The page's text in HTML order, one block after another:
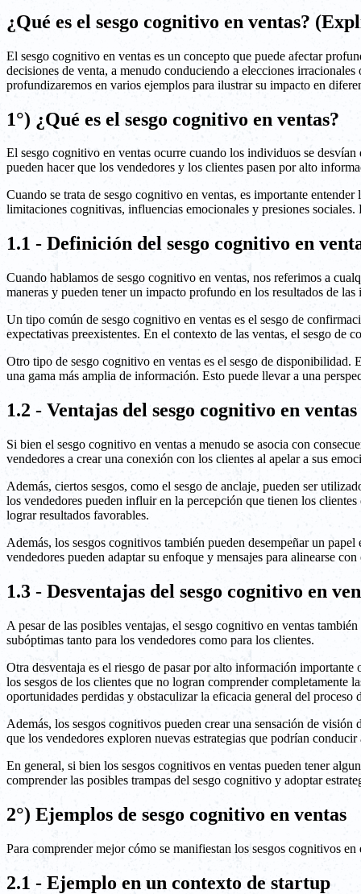
¿Qué es el sesgo cognitivo en ventas?
El sesgo cognitivo en ventas es un concepto que puede afectar
decisiones de venta, a menudo conduciendo a elecciones
profundizaremos en varios ejemplos para ilustrar su impacto en
1°) ¿Qué es el sesgo cognitivo en ventas?
El sesgo cognitivo en ventas ocurre cuando los individuos se
pueden hacer que los vendedores y los clientes pasen por alto
Cuando se trata de sesgo cognitivo en ventas, es importante
limitaciones cognitivas, influencias emocionales y presiones
1.1 - Definición del sesgo cognitivo en
Cuando hablamos de sesgo cognitivo en ventas, nos referimos a
maneras y pueden tener un impacto profundo en los resultados de las
Un tipo común de sesgo cognitivo en ventas es el sesgo de
expectativas preexistentes. En el contexto de las ventas, el sesgo
Otro tipo de sesgo cognitivo en ventas es el sesgo de
una gama más amplia de información. Esto puede llevar a una
1.2 - Ventajas del sesgo cognitivo en ventas
Si bien el sesgo cognitivo en ventas a menudo se asocia con
vendedores a crear una conexión con los clientes al apelar a sus
Además, ciertos sesgos, como el sesgo de anclaje, pueden ser
los vendedores pueden influir en la percepción que tienen los
lograr resultados favorables.
Además, los sesgos cognitivos también pueden desempeñar un
vendedores pueden adaptar su enfoque y mensajes para alinearse
1.3 - Desventajas del sesgo cognitivo en
A pesar de las posibles ventajas, el sesgo cognitivo en ventas
subóptimas tanto para los vendedores como para los clientes.
Otra desventaja es el riesgo de pasar por alto información
los sesgos de los clientes que no logran comprender completamente
oportunidades perdidas y obstaculizar la eficacia general del proceso
Además, los sesgos cognitivos pueden crear una sensación de
que los vendedores exploren nuevas estrategias que podrían conducir
En general, si bien los sesgos cognitivos en ventas pueden tener
comprender las posibles trampas del sesgo cognitivo y adoptar
2°) Ejemplos de sesgo cognitivo en ventas
Para comprender mejor cómo se manifiestan los sesgos cognitivos
2.1 - Ejemplo en un contexto de startup